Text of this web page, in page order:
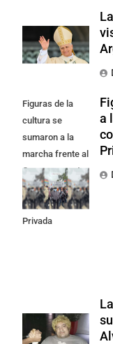
Figuras de la
cultura se
sumaron a la
marcha frente al
Congreso contra
la Ley de
Propiedad
Privada
a